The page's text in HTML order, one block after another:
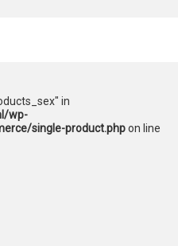
in
wp-
single-product.phpon line